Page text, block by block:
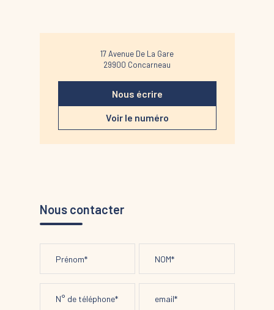
17 Avenue De La Gare
29900 Concarneau
Nous écrire
Voir le numéro
Nous contacter